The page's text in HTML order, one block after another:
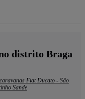
distrito Braga
Fiat Ducato - São
Sande